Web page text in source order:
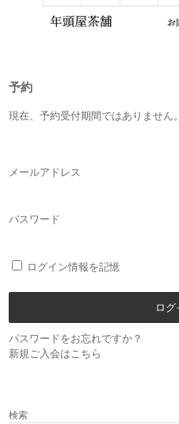
予約
現在、予約受付期間ではありません。
メールアドレス
パスワード
ログイン情報を記憶
パスワードをお忘れですか？
新規ご入会はこちら
検索